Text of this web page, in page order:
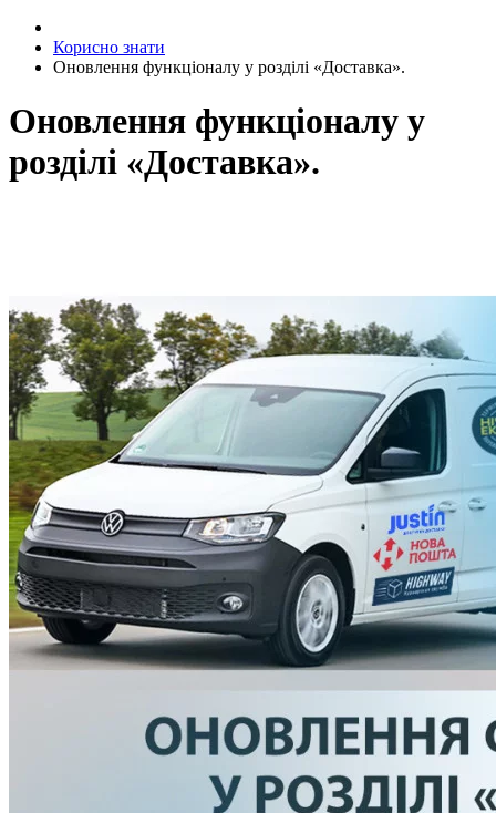
Корисно знати
Оновлення функціоналу у розділі «Доставка».
Оновлення функціоналу у
розділі «Доставка».